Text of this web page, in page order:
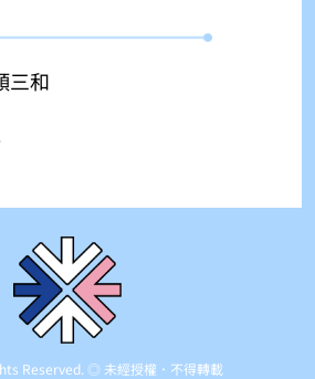
三和
Reserved. ◎ 未經授權．不得轉載